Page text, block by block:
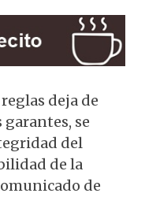
deja de
se
del
de la
de